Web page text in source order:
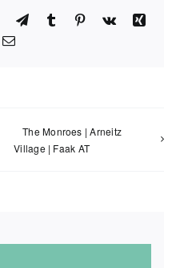
WhatsApp
TelegramTumblr Pinterest
Vk
Xing
E-
The Monroes | Arneitz
Village | Faak AT